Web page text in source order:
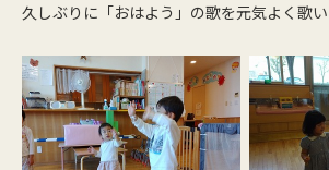
久しぶりに「おはよう」の歌を元気よく歌い